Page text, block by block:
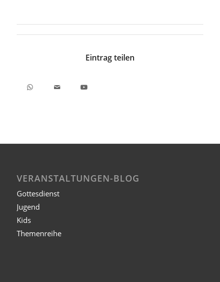
Eintrag teilen
VERANSTALTUNGEN-BLOG
Gottesdienst
Jugend
Kids
Themenreihe